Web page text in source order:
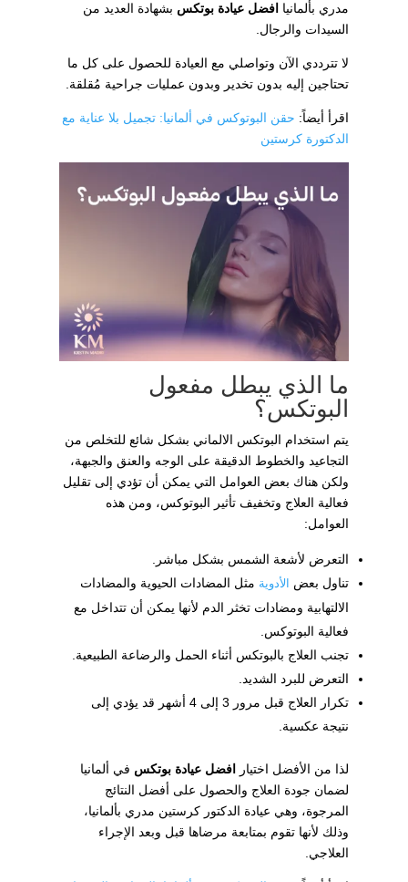
مدري بألمانيا افضل عيادة بوتكس بشهادة العديد من
السيدات والرجال.
لا تترددي الآن وتواصلي مع العيادة للحصول على كل ما
تحتاجين إليه بدون تخدير وبدون عمليات جراحية مُقلقة.
اقرأ أيضاً: حقن البوتوكس في ألمانيا: تجميل بلا عناية مع
الدكتورة كرستين
ما الذي يبطل مفعول
البوتكس؟
يتم استخدام البوتكس الالماني بشكل شائع للتخلص من
التجاعيد والخطوط الدقيقة على الوجه والعنق والجبهة،
ولكن هناك بعض العوامل التي يمكن أن تؤدي إلى تقليل
فعالية العلاج وتخفيف تأثير البوتوكس، ومن هذه
العوامل:
التعرض لأشعة الشمس بشكل مباشر.
تناول بعض
الأدوية مثل المضادات الحيوية والمضادات
الالتهابية ومضادات تخثر الدم لأنها يمكن أن تتداخل مع
فعالية البوتوكس.
تجنب العلاج بالبوتكس أثناء الحمل والرضاعة الطبيعية.
التعرض للبرد الشديد.
تكرار العلاج قبل مرور 3 إلى 4 أشهر قد يؤدي إلى
نتيجة عكسية.
لذا من الأفضل اختيار افضل عيادة بوتكس في ألمانيا
لضمان جودة العلاج والحصول على أفضل النتائج
المرجوة، وهي عيادة الدكتور كرستين مدري بألمانيا،
وذلك لأنها تقوم بمتابعة مرضاها قبل وبعد الإجراء
العلاجي.